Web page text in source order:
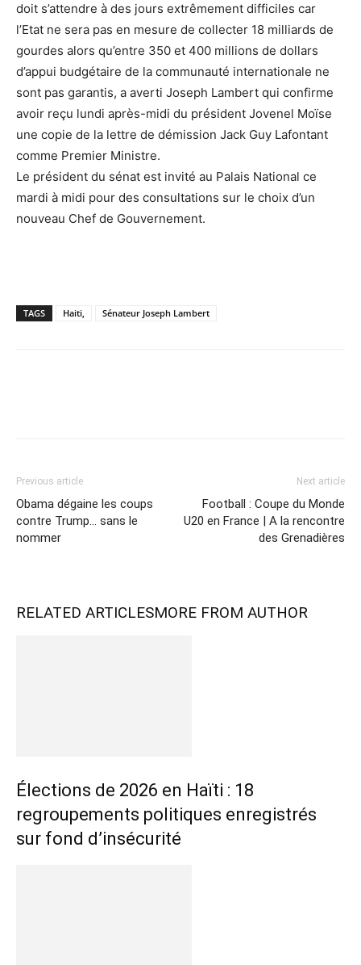
doit s’attendre à des jours extrêmement difficiles car
l’Etat ne sera pas en mesure de collecter 18 milliards de
gourdes alors qu’entre 350 et 400 millions de dollars
d’appui budgétaire de la communauté internationale ne
sont pas garantis, a averti Joseph Lambert qui confirme
avoir reçu lundi après-midi du président Jovenel Moïse
une copie de la lettre de démission Jack Guy Lafontant
comme Premier Ministre.
Le président du sénat est invité au Palais National ce
mardi à midi pour des consultations sur le choix d’un
nouveau Chef de Gouvernement.
TAGS Haiti, Sénateur Joseph Lambert
Previous article
Obama dégaine les coups
contre Trump… sans le
nommer
Next article
Football : Coupe du Monde
U20 en France | A la rencontre
des Grenadières
RELATED ARTICLESMORE FROM AUTHOR
Élections de 2026 en Haïti : 18
regroupements politiques enregistrés
sur fond d’insécurité